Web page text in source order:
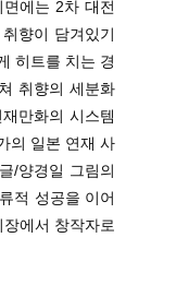
에는 2차 대전
향이 담겨있기
히트를 치는 경
취향의 세분화
만화의 시스템
의 일본 연재 사
/양경일 그림의
적 성공을 이어
에서 창작자로